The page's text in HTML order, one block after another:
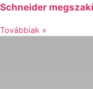
Schneider
Továbbiak »